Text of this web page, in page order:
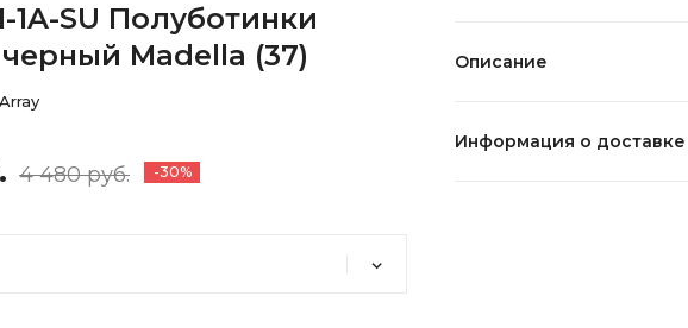
1A-SU Полуботинки
Madella (37)
Array
4 480 руб. -30%
Описание
Информация о доставке